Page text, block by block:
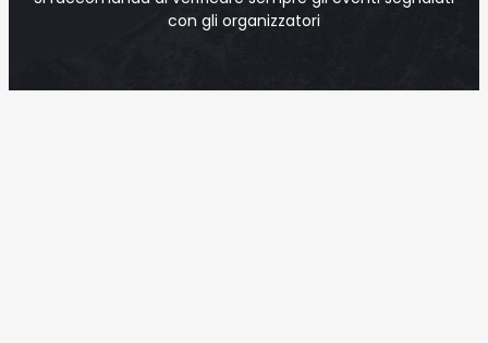
con gli organizzatori